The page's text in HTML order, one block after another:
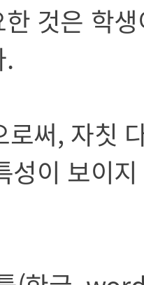
것은 학
.
로써, 자칫
성이 보이